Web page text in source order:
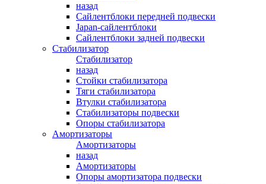
назад
Сайлентблоки передней подвески
Japan-сайлентблоки
Сайлентблоки задней подвески
Стабилизатор
Стабилизатор
назад
Стойки стабилизатора
Тяги стабилизатора
Втулки стабилизатора
Стабилизаторы подвески
Опоры стабилизатора
Амортизаторы
Амортизаторы
назад
Амортизаторы
Опоры амортизатора подвески